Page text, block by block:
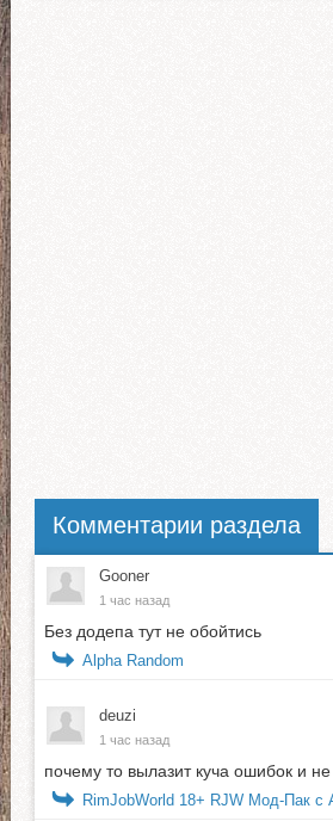
Комментарии раздела
Gooner
1 час назад
Без додепа тут не обойтись
Alpha Random
deuzi
1 час назад
почему то вылазит куча ошибок и
RimJobWorld 18+ RJW Мод-Пак с